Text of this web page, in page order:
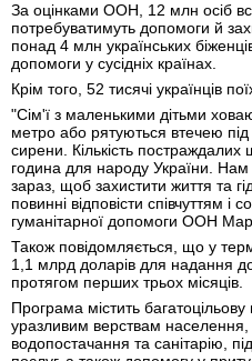
За оцінками ООН, 12 млн осіб
потребуватимуть допомоги й
понад 4 млн українських
допомоги у сусідніх країнах.
Крім того, 52 тисячі українців
"Сім'ї з маленькими дітьми
метро або рятуються втечею під
сирени. Кількість
година для народу України.
зараз, щоб захистити життя та
повинні відповісти співчуттям і
гуманітарної допомоги ООН
Також повідомляється, що у
1,1 млрд доларів для надання
протягом перших трьох місяців.
Програма містить
уразливим верствам населення,
водопостачання та санітарію,